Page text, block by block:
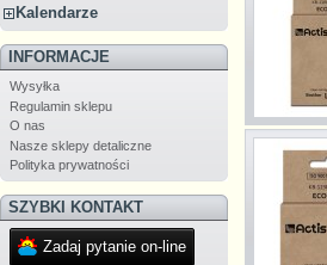
Kalendarze
INFORMACJE
Wysyłka
Regulamin sklepu
O nas
Nasze sklepy detaliczne
Polityka prywatności
SZYBKI KONTAKT
Zadaj pytanie on-line